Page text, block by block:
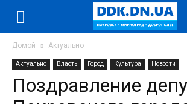
Домой Актуально
Актуально Власть Город Культура Новости
Поздравление